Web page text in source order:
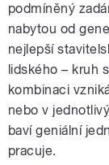
podmíněný
nabytou od
nejlepší
lidského – kruh
kombinaci
nebo v
baví geniální
pracuje.